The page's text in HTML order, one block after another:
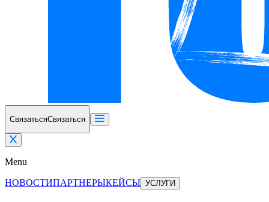
СвязатьсяСвязаться
Menu
НОВОСТИПАРТНЕРЫКЕЙСЫ УСЛУГИ